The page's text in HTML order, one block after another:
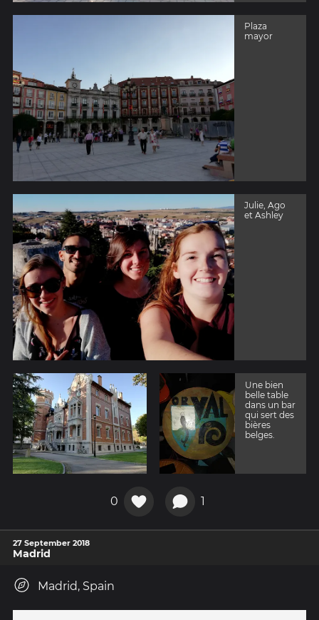
Plaza
mayor
Julie, Ago
et Ashley
Une bien
belle table
dans un bar
qui sert des
bières
belges.
0 1
27 September 2018
Madrid
Madrid, Spain